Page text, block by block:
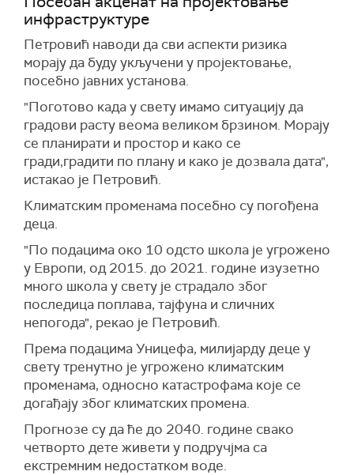
инфраструктуре
Петровић наводи да сви аспекти ризика
морају да буду укључени у пројектовање,
посебно јавних установа.
"Поготово када у свету имамо ситуацију да
градови расту веома великом брзином. Морају
се планирати и простор и како се
гради,градити по плану и како је дозвала дата",
истакао је Петровић.
Климатским променама посебно су погођена
деца.
"По подацима око 10 одсто школа је угрожено
у Европи, од 2015. до 2021. године изузетно
много школа у свету је страдало због
последица поплава, тајфуна и сличних
непогода", рекао је Петровић.
Према подацима Уницефа, милијарду деце у
свету тренутно је угрожено климатским
променама, односно катастрофама које се
догађају због климатских промена.
Прогнозе су да ће до 2040. године свако
четворто дете живети у подручјма са
екстремним недостатком воде.